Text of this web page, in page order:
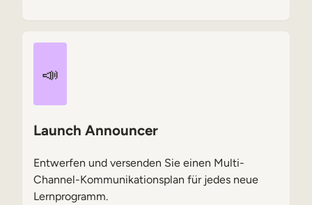
📣
Launch Announcer
Entwerfen und versenden Sie einen Multi-
Channel-Kommunikationsplan für jedes neue
Lernprogramm.